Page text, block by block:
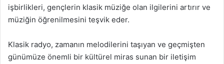
işbirlikleri, gençlerin klasik müziğe olan ilgilerini artırır ve
müziğin öğrenilmesini teşvik eder.
Klasik radyo, zamanın melodilerini taşıyan ve geçmişten
günümüze önemli bir kültürel miras sunan bir iletişim